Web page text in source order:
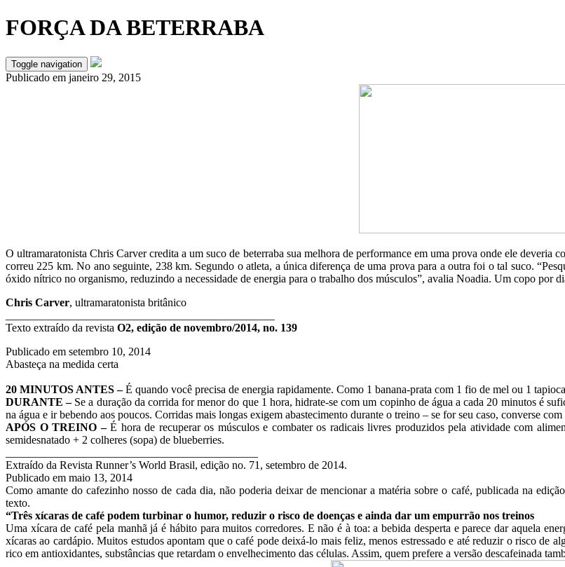
FORÇA DA BETERRABA
Toggle navigation
Publicado em janeiro 29, 2015
O ultramaratonista Chris Carver credita a um suco de beterraba sua melhora de performance em uma prova onde ele deveria
correu 225 km. No ano seguinte, 238 km. Segundo o atleta, a única diferença de uma prova para a outra foi o tal suco.
óxido nítrico no organismo, reduzindo a necessidade de energia para o trabalho dos músculos”, avalia Noadia. Um copo por
Chris Carver, ultramaratonista britânico
Texto extraído da revista O2, edição de novembro/2014, no. 139
Publicado em setembro 10, 2014
Abasteça na medida certa
20 MINUTOS ANTES –É quando você precisa de energia rapidamente. Como 1 banana-prata com 1 fio de mel ou 1
DURANTE – Se a duração da corrida for menor do que 1 hora, hidrate-se com um copinho de água a cada 20 minutos é
na água e ir bebendo aos poucos. Corridas mais longas exigem abastecimento durante o treino – se for seu caso, converse
APÓS O TREINO –É hora de recuperar os músculos e combater os radicais livres produzidos pela atividade com
semidesnatado + 2 colheres (sopa) de blueberries.
Extraído da Revista Runner’s World Brasil, edição no. 71, setembro de 2014.
Publicado em maio 13, 2014
Como amante do cafezinho nosso de cada dia, não poderia deixar de mencionar a matéria sobre o café, publicada na
texto.
“Três xícaras de café podem turbinar o humor, reduzir o risco de doenças e ainda dar um empurrão nos treinos
Uma xícara de café pela manhã já é hábito para muitos corredores. E não é à toa: a bebida desperta e parece dar aquela
xícaras ao cardápio. Muitos estudos apontam que o café pode deixá-lo mais feliz, menos estressado e até reduzir o risco de
rico em antioxidantes, substâncias que retardam o envelhecimento das células. Assim, quem prefere a versão descafeinada